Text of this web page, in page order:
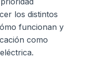
los distintos
funcionan y
como